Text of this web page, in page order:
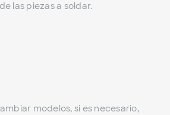
las piezas a soldar.
modelos, si es necesario,